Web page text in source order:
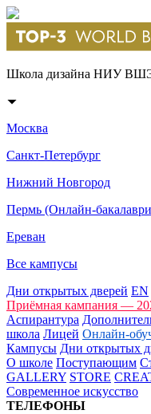
Школа дизайна НИУ
Москва
Санкт-Петербург
Нижний Новгород
Пермь (Онлайн-
Ереван
Все кампусы
Дни открытых дверей EN
Приёмная кампания —
Аспирантура
школа Лицей Онлайн-
Кампусы Дни открытых
О школе Поступающим
GALLERY STORE
Современное искусство
ТЕЛЕФОНЫ